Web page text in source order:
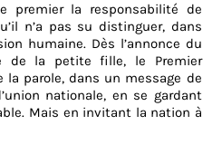
premier la responsabilité de
n’a pas su distinguer, dans
humaine. Dès l’annonce du
de la petite fille, le Premier
parole, dans un message de
nationale, en se gardant
Mais en invitant la nation à